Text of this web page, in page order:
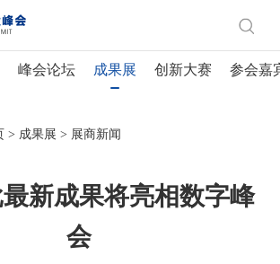
峰会论坛 成果展 创新大赛 参会嘉
> 成果展 > 展商新闻
新成果将亮相数字峰
会